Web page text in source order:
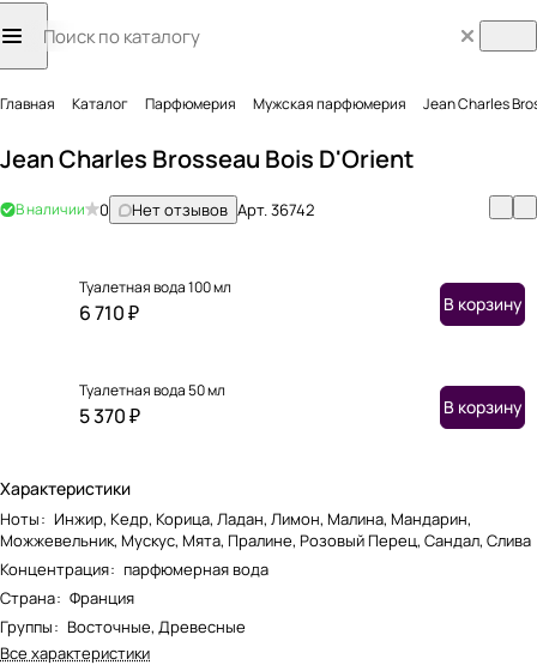
Главная Каталог Парфюмерия Мужская парфюмерия Jean Charles
Jean Charles Brosseau Bois D'Orient
В наличии 0 Нет отзывов Арт.36742
Туалетная вода 100 мл
6 710 ₽ В корзину
Туалетная вода 50 мл
5 370 ₽ В корзину
Характеристики
Ноты: Инжир, Кедр, Корица, Ладан, Лимон, Малина, Мандарин,
Можжевельник, Мускус, Мята, Пралине, Розовый Перец, Сандал, Слива
Концентрация: парфюмерная вода
Страна: Франция
Группы: Восточные, Древесные
Все характеристики